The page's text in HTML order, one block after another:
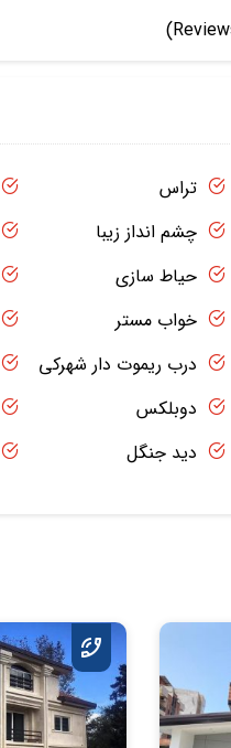
تراس
چشم انداز زیبا
حیاط سازی
خواب مستر
درب ریموت دار شهرکی
دوبلکس
دید جنگل